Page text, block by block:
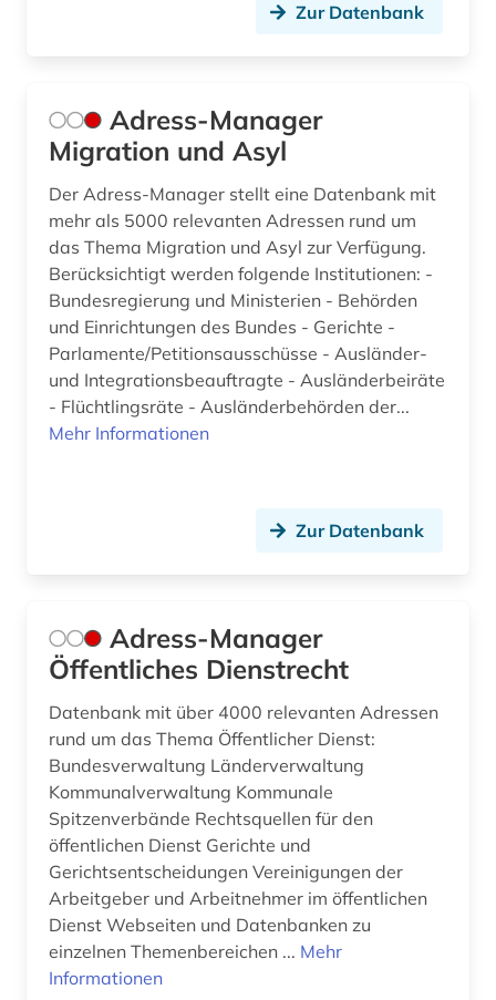
bürgerkrieg libanon (1)
bürgerrechtsbewegung (9)
bürgerschaft (1)
carl de (1)
carl friedrich von (1)
cd-rom (1)
chinesen (1)
christentum (2)
christliche ethik (1)
chronik (1)
comic (2)
commonwealth (10)
community currency (1)
congress (3)
Zur Datenbank
Adress-Manager
Migration und Asyl
Der Adress-Manager stellt eine Datenbank mit
mehr als 5000 relevanten Adressen rund um
das Thema Migration und Asyl zur Verfügung.
Berücksichtigt werden folgende Institutionen: -
Bundesregierung und Ministerien - Behörden
und Einrichtungen des Bundes - Gerichte -
Parlamente/Petitionsausschüsse - Ausländer-
und Integrationsbeauftragte - Ausländerbeiräte
- Flüchtlingsräte - Ausländerbehörden der...
Mehr Informationen
Zur Datenbank
Adress-Manager
Öffentliches Dienstrecht
Datenbank mit über 4000 relevanten Adressen
rund um das Thema Öffentlicher Dienst:
Bundesverwaltung Länderverwaltung
Kommunalverwaltung Kommunale
Spitzenverbände Rechtsquellen für den
öffentlichen Dienst Gerichte und
Gerichtsentscheidungen Vereinigungen der
Arbeitgeber und Arbeitnehmer im öffentlichen
Dienst Webseiten und Datenbanken zu
einzelnen Themenbereichen ... Mehr
Informationen